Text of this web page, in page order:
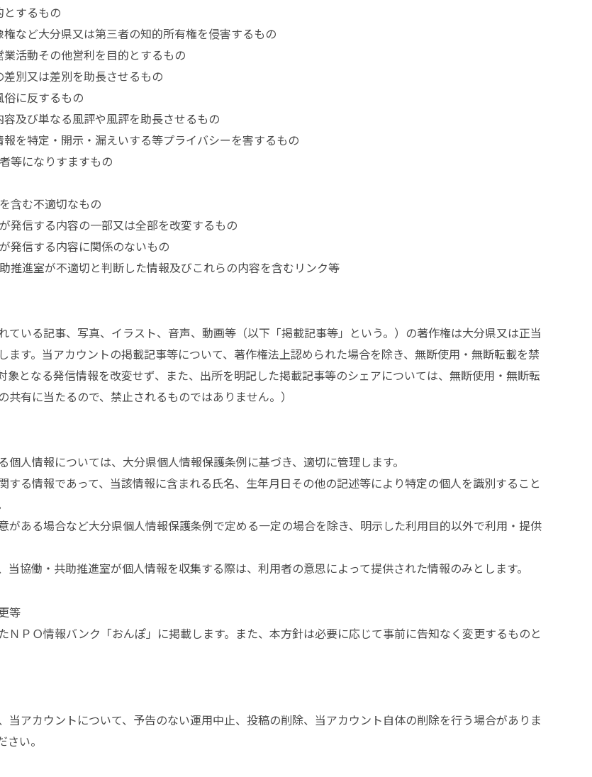
するもの
など大分県又は第三者の知的所有権を侵害するもの
活動その他営利を目的とするもの
別又は差別を助長させるもの
に反するもの
及び単なる風評や風評を助長させるもの
を特定・開示・漏えいする等プライバシーを害するもの
等になりすますもの
含む不適切なもの
発信する内容の一部又は全部を改変するもの
発信する内容に関係のないもの
推進室が不適切と判断した情報及びこれらの内容を含むリンク等
ている記事、写真、イラスト、音声、動画等（以下「掲載記事等」という。）の著作権は大分県又は正当
ます。当アカウントの掲載記事等について、著作権法上認められた場合を除き、無断使用・無断転載を禁
象となる発信情報を改変せず、また、出所を明記した掲載記事等のシェアについては、無断使用・無断転
共有に当たるので、禁止されるものではありません。）
人情報については、大分県個人情報保護条例に基づき、適切に管理します。
する情報であって、当該情報に含まれる氏名、生年月日その他の記述等により特定の個人を識別すること
がある場合など大分県個人情報保護条例で定める一定の場合を除き、明示した利用目的以外で利用・提供
協働・共助推進室が個人情報を収集する際は、利用者の意思によって提供された情報のみとします。
等
ＮＰＯ情報バンク「おんぽ」に掲載します。また、本方針は必要に応じて事前に告知なく変更するものと
当アカウントについて、予告のない運用中止、投稿の削除、当アカウント自体の削除を行う場合がありま
い。